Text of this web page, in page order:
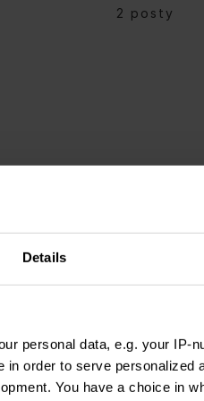
Details
personal data, e.g. your IP-
order to serve personalized
You have a choice in
2 posty